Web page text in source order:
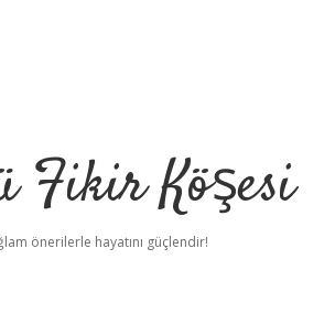
Fikir Köşesi
önerilerle hayatını güçlendir!